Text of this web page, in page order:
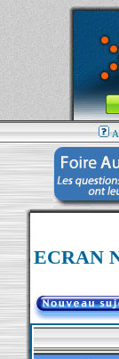
MacBook-
Aller au
ECRAN